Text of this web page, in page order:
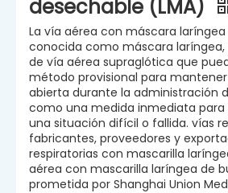
desechable (LMA)
La vía aérea con máscara
conocida como máscara laríngea,
de vía aérea supraglótica que
método provisional para
abierta durante la administración
como una medida inmediata para
una situación difícil o fallida. vías
fabricantes, proveedores y
respiratorias con mascarilla
aérea con mascarilla laríngea de
prometida por Shanghai Union